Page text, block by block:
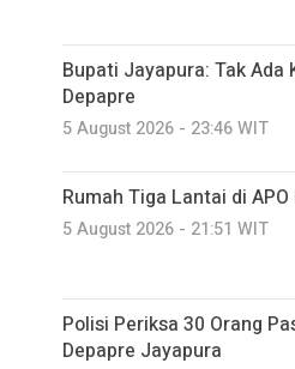
Bupati Jayapura: Tak
Depapre
5 August 2026 - 23:46 WIT
Rumah Tiga Lantai di
5 August 2026 - 21:51 WIT
Polisi Periksa 30 Orang
Depapre Jayapura